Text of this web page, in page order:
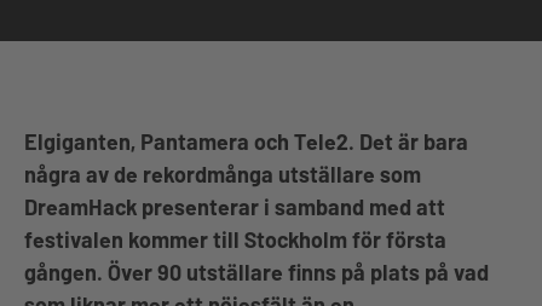
Elgiganten, Pantamera och Tele2. Det är bara
några av de rekordmånga utställare som
DreamHack presenterar i samband med att
festivalen kommer till Stockholm för första
gången. Över 90 utställare finns på plats på vad